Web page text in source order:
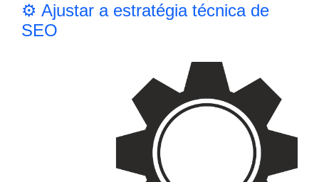
⚙ Ajustar a estratégia técnica de
SEO